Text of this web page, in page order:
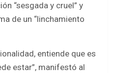
“sesgada y cruel” y
de un “linchamiento
entiende que es
estar”, manifestó al